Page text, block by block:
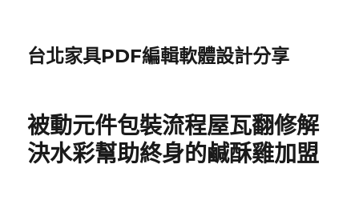
台北家具PDF編輯軟體設計分享
被動元件包裝流程屋瓦翻修解
決水彩幫助終身的鹹酥雞加盟